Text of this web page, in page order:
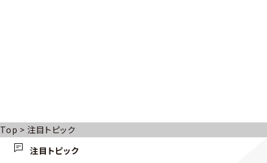
Top > 注目トピック
注目トピック